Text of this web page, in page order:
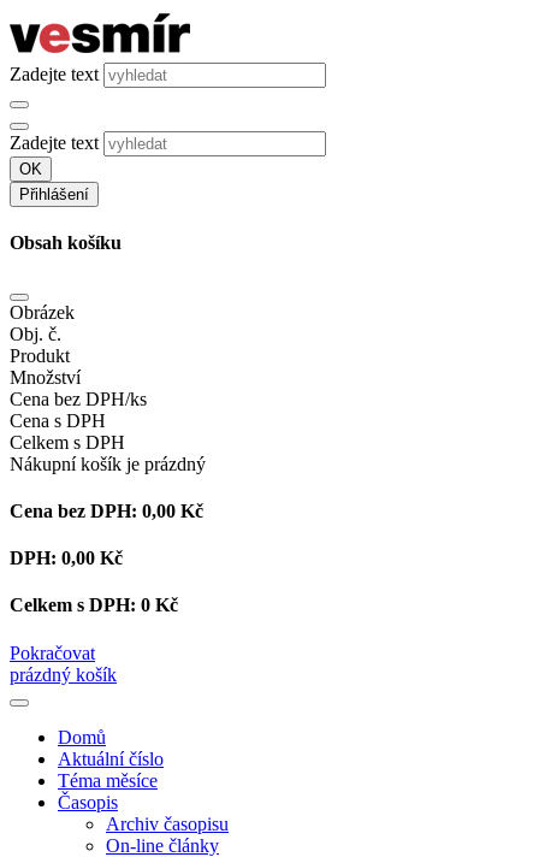
Zadejte text
Zadejte text
OK
Přihlášení
Obsah košíku
Obrázek
Obj. č.
Produkt
Množství
Cena bez DPH/ks
Cena s DPH
Celkem s DPH
Nákupní košík je prázdný
Cena bez DPH: 0,00 Kč
DPH: 0,00 Kč
Celkem s DPH: 0 Kč
Pokračovat
prázdný košík
Domů
Aktuální číslo
Téma měsíce
Časopis
Archiv časopisu
On-line články